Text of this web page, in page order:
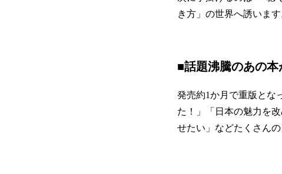
き方」の世界へ誘いま
■話題沸騰のあの本
発売約1か月で重版とな
た！」「日本の魅力を
せたい」などたくさん